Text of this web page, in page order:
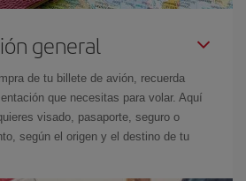
general
de tu billete de avión, recuerda
que necesitas para volar. Aquí
visado, pasaporte, seguro o
según el origen y el destino de tu